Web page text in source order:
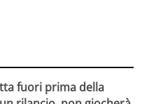
fuori prima della